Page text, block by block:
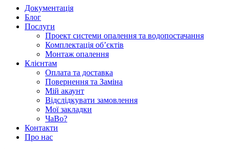
Документація
Блог
Послуги
Проект системи опалення та водопостачання
Комплектація об’єктів
Монтаж опалення
Клієнтам
Оплата та доставка
Повернення та Заміна
Мій акаунт
Відслідкувати замовлення
Мої закладки
ЧаВо?
Контакти
Про нас